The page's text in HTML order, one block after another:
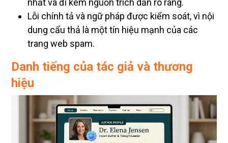
nhất và đi kèm nguồn trích dẫn rõ ràng.
Lỗi chính tả và ngữ pháp được kiểm soát, vì nội
dung cẩu thả là một tín hiệu mạnh của các
trang web spam.
Danh tiếng của tác giả và thương
hiệu